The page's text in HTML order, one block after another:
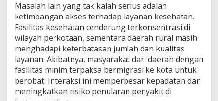
Masalah lain yang tak kalah serius adalah
ketimpangan akses terhadap layanan kesehatan.
Fasilitas kesehatan cenderung terkonsentrasi di
wilayah perkotaan, sementara daerah rural masih
menghadapi keterbatasan jumlah dan kualitas
layanan. Akibatnya, masyarakat dari daerah dengan
fasilitas minim terpaksa bermigrasi ke kota untuk
berobat. Interaksi ini memperbesar kepadatan dan
meningkatkan risiko penularan penyakit di